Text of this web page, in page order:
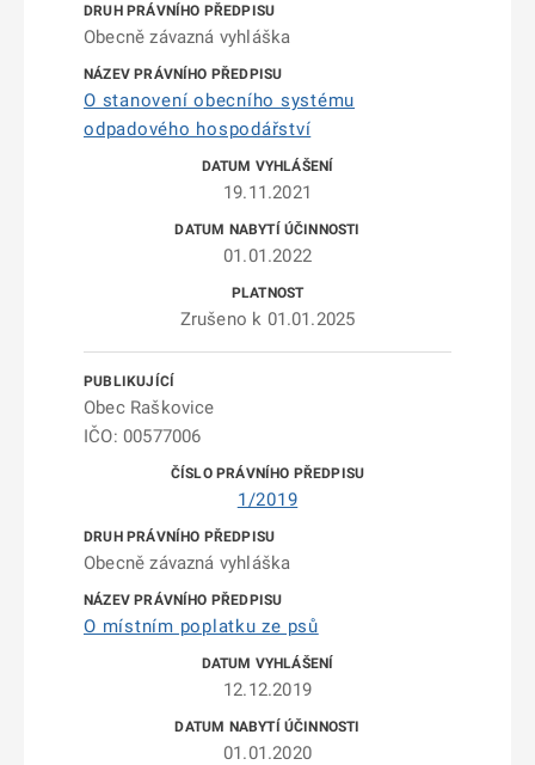
Obecně závazná vyhláška
O stanovení obecního systému
odpadového hospodářství
19.11.2021
01.01.2022
Zrušeno k 01.01.2025
Obec Raškovice
IČO: 00577006
1/2019
Obecně závazná vyhláška
O místním poplatku ze psů
12.12.2019
01.01.2020